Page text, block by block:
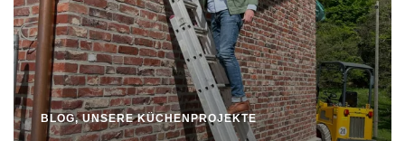
BLOG,UNSERE KÜCHENPROJEKTE